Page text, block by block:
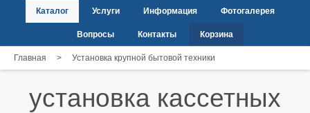
Каталог Услуги Информация Фотогалерея
Вопросы Контакты Корзина
Главная > Установка крупной бытовой техники
установка кассетных